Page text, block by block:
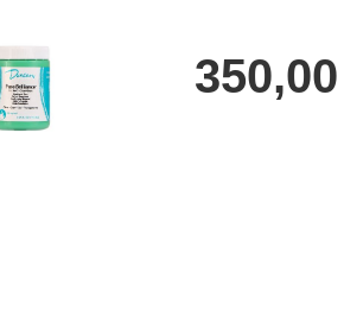
350,00